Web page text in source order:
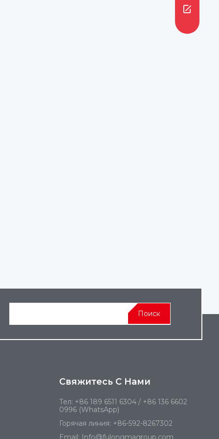
Поиск
Свяжитесь С Нами
Тел: +86 189 6511 6304 / +86 136 6602
0996 (WhatsApp)
Горячая линия: +86-592-8267302‬
Email: Info@fulongmagroup.com